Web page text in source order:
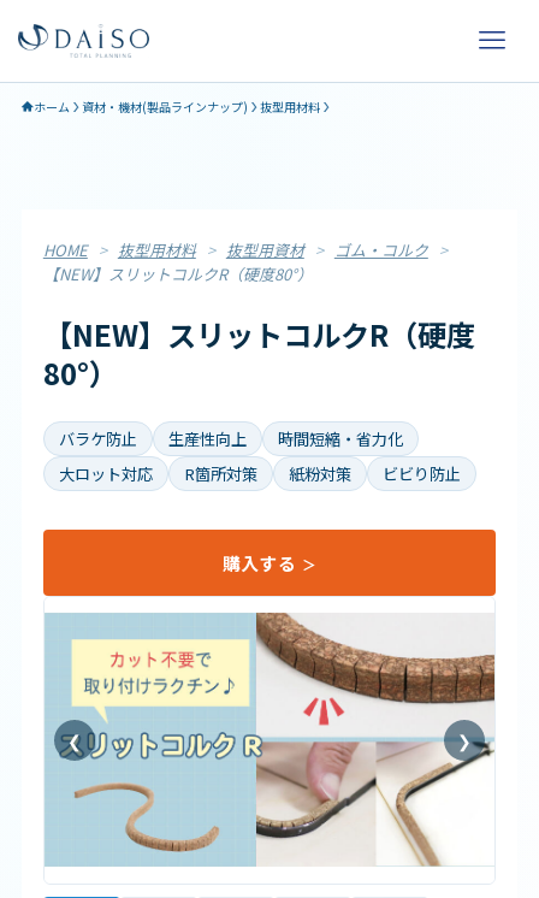
ホーム 資材・機材(製品ラインナップ) 抜型用材料
HOME > 抜型用材料 > 抜型用資材 > ゴム・コルク >
【NEW】スリットコルクR（硬度80°）
【NEW】スリットコルクR（硬度
80°）
バラケ防止 生産性向上
時間短縮・省力化
大ロット対応
R箇所対策 紙粉対策 ビビり防止
購入する
❮ ❯